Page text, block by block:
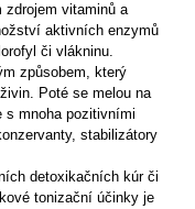
zdrojem vitaminů a
aktivních enzymů
či vlákninu.
způsobem, který
Poté se melou na
s mnoha pozitivními
stabilizátory
detoxikačních kúr či
tonizační účinky je